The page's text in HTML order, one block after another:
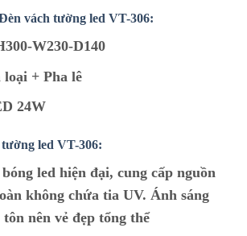
vách tường led VT-306:
W230-D140
+ Pha lê
24W
led VT-306:
led hiện đại, cung cấp nguồn
không chứa tia UV. Ánh sáng
nên vẻ đẹp tổng thể